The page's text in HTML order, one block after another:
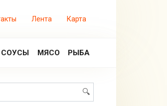
Лента Карта
СОУСЫ МЯСО РЫБА